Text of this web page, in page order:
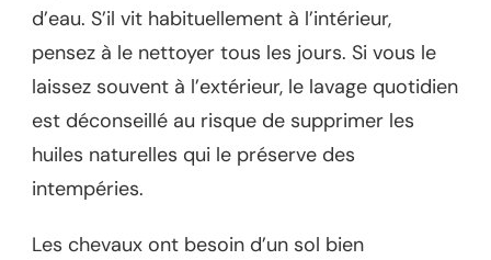
d’eau. S’il vit habituellement à l’intérieur,
pensez à le nettoyer tous les jours. Si vous le
laissez souvent à l’extérieur, le lavage quotidien
est déconseillé au risque de supprimer les
huiles naturelles qui le préserve des
intempéries.
Les chevaux ont besoin d’un sol bien